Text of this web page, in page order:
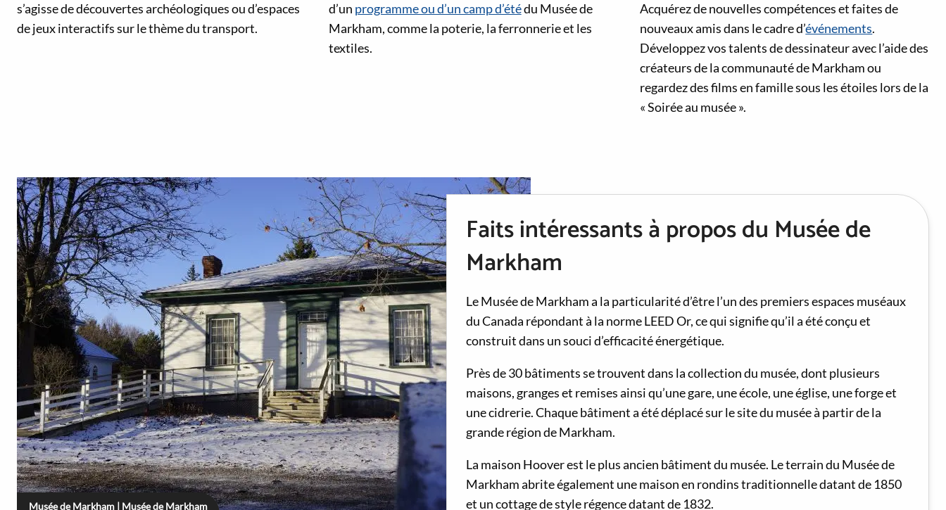
s’agisse de découvertes archéologiques ou d’espaces
de jeux interactifs sur le thème du transport.
d’un programme ou d’un camp d’étédu Musée de
Markham, comme la poterie, la ferronnerie et les
textiles.
Acquérez de nouvelles compétences et faites de
nouveaux amis dans le cadre d’événements.
Développez vos talents de dessinateur avec l’aide des
créateurs de la communauté de Markham ou
regardez des films en famille sous les étoiles lors de la
« Soirée au musée ».
Musée de Markham | Musée de Markham
Faits intéressants à propos du Musée de
Markham
Le Musée de Markham a la particularité d’être l’un des premiers espaces muséaux
du Canada répondant à la norme LEED Or, ce qui signifie qu’il a été conçu et
construit dans un souci d’efficacité énergétique.
Près de 30 bâtiments se trouvent dans la collection du musée, dont plusieurs
maisons, granges et remises ainsi qu’une gare, une école, une église, une forge et
une cidrerie. Chaque bâtiment a été déplacé sur le site du musée à partir de la
grande région de Markham.
La maison Hoover est le plus ancien bâtiment du musée. Le terrain du Musée de
Markham abrite également une maison en rondins traditionnelle datant de 1850
et un cottage de style régence datant de 1832.